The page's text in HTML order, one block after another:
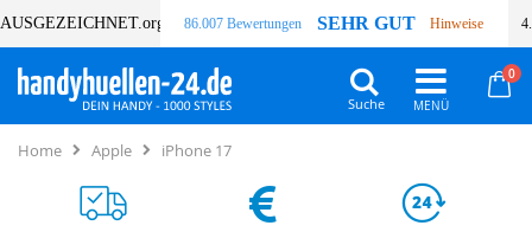
AUSGEZEICHNET.org 86.007 Bewertungen SEHR GUT Hinweise
0
Suche
Home Apple iPhone 17